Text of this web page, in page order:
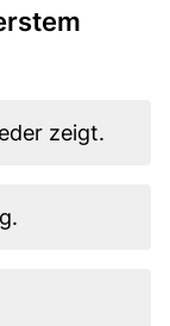
zeigt.